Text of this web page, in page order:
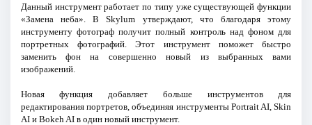
Данный инструмент работает по типу уже существующей функции
«Замена неба». В Skylum утверждают, что благодаря этому
инструменту фотограф получит полный контроль над фоном для
портретных фотографий. Этот инструмент поможет быстро
заменить фон на совершенно новый из выбранных вами
изображений.
Новая функция добавляет больше инструментов для
редактирования портретов, объединяя инструменты Portrait AI, Skin
AI и Bokeh AI в один новый инструмент.